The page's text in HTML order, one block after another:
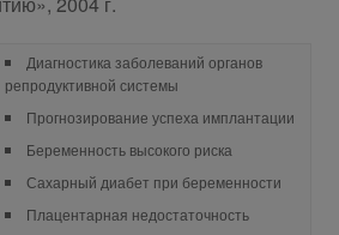
Диагностика заболеваний органов
репродуктивной системы
Прогнозирование успеха имплантации
Беременность высокого риска
Сахарный диабет при беременности
Плацентарная недостаточность